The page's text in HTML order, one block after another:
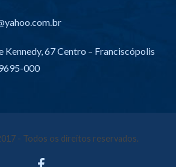
Kennedy, 67 Centro – Franciscópolis
000
- Todos os direitos reservados.